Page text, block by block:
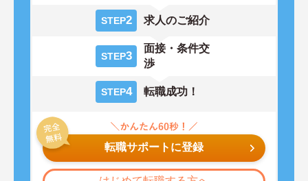
STEP2 求人のご紹介
STEP3
面接・条件交
渉
STEP4 転職成功！
転職サポートに登録